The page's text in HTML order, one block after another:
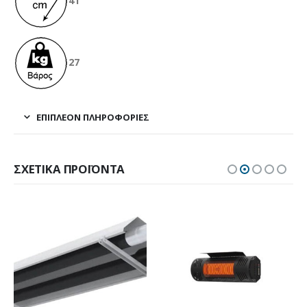
27
ΕΠΙΠΛΈΟΝ ΠΛΗΡΟΦΟΡΊΕΣ
ΣΧΕΤΙΚΆ ΠΡΟΪΌΝΤΑ